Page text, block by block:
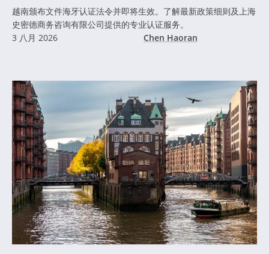
越南颁布文件海牙认证法令并即将生效。了解最新政策细则及上海
史密德商务咨询有限公司提供的专业认证服务。
3 八月 2026
Chen Haoran